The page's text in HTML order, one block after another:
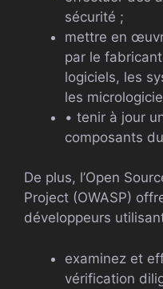
sécurité ;
mettre en
par le
logiciels, les
les
• tenir à jour
composants
De plus, l’Open
Project (OWASP)
développeurs
examinez et
vérification